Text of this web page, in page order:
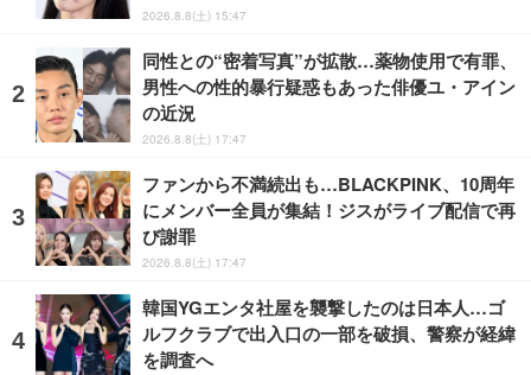
2026.8.8(土) 15:47
同性との“密着写真”が拡散…薬物使用で有罪、
男性への性的暴行疑惑もあった俳優ユ・アイン
の近況
2026.8.8(土) 17:47
ファンから不満続出も…BLACKPINK、10周年
にメンバー全員が集結！ジスがライブ配信で再
び謝罪
2026.8.8(土) 17:47
韓国YGエンタ社屋を襲撃したのは日本人…ゴ
ルフクラブで出入口の一部を破損、警察が経緯
を調査へ